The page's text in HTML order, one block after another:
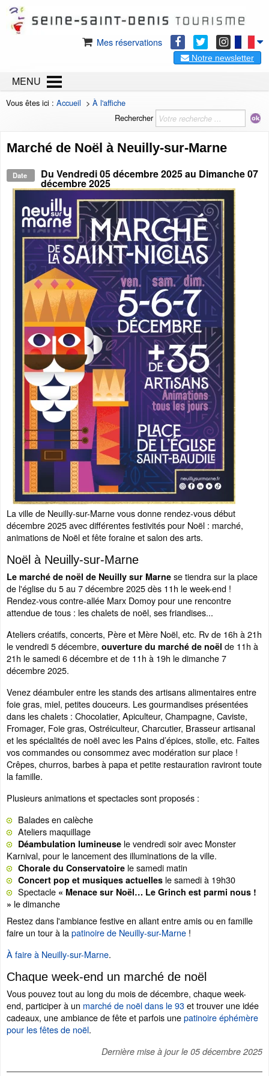
Mes réservations
Notre newsletter
MENU
Vous êtes ici : Accueil > À l'affiche
Rechercher
Marché de Noël à Neuilly-sur-Marne
Date Du Vendredi 05 décembre 2025au Dimanche 07
décembre 2025
La ville de Neuilly-sur-Marne vous donne rendez-vous début
décembre 2025 avec différentes festivités pour Noël : marché,
animations de Noël et fête foraine et salon des arts.
Noël à Neuilly-sur-Marne
Le marché de noël de Neuilly sur Marne se tiendra sur la place
de l'église du 5 au 7 décembre 2025 dès 11h le week-end !
Rendez-vous contre-allée Marx Domoy pour une rencontre
attendue de tous : les chalets de noël, ses friandises...
Ateliers créatifs, concerts, Père et Mère Noël, etc. Rv de 16h à 21h
le vendredi 5 décembre, ouverture du marché de noël de 11h à
21h le samedi 6 décembre et de 11h à 19h le dimanche 7
décembre 2025.
Venez déambuler entre les stands des artisans alimentaires entre
foie gras, miel, petites douceurs. Les gourmandises présentées
dans les chalets : Chocolatier, Apiculteur, Champagne, Caviste,
Fromager, Foie gras, Ostréiculteur, Charcutier, Brasseur artisanal
et les spécialités de noël avec les Pains d’épices, stolle, etc. Faites
vos commandes ou consommez avec modération sur place !
Crêpes, churros, barbes à papa et petite restauration raviront toute
la famille.
Plusieurs animations et spectacles sont proposés :
Balades en calèche
Ateliers maquillage
Déambulation lumineuse le vendredi soir avec Monster
Karnival, pour le lancement des illuminations de la ville.
Chorale du Conservatoire le samedi matin
Concert pop et musiques actuelles le samedi à 19h30
Spectacle « Menace sur Noël… Le Grinch est parmi nous !
» le dimanche
Restez dans l'ambiance festive en allant entre amis ou en famille
faire un tour à lapatinoire de Neuilly-sur-Marne !
À faire à Neuilly-sur-Marne.
Chaque week-end un marché de noël
Vous pouvez tout au long du mois de décembre, chaque week-
end, participer à un marché de noël dans le 93et trouver une idée
cadeaux, une ambiance de fête et parfois unepatinoire éphémère
pour les fêtes de noël.
Dernière mise à jour le 05 décembre 2025